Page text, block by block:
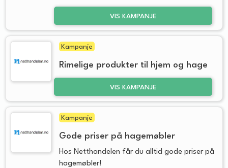
VIS KAMPANJE
Kampanje
Rimelige produkter til hjem og hage
VIS KAMPANJE
Kampanje
Gode priser på hagemøbler
Hos Netthandelen får du alltid gode priser på
hagemøbler!